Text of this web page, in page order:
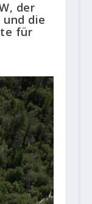
der
und die
für